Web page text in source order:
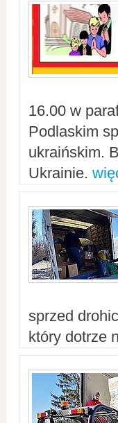
16.00 w
Podlaskim
ukraińskim.
Ukrainie.
sprzed
który dotrze